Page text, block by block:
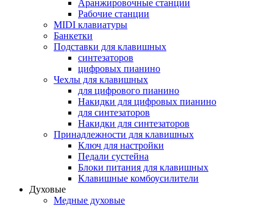
Аранжировочные станции
Рабочие станции
MIDI клавиатуры
Банкетки
Подставки для клавишных
синтезаторов
цифровых пианино
Чехлы для клавишных
для цифрового пианино
Накидки для цифровых пианино
для синтезаторов
Накидки для синтезаторов
Принадлежности для клавишных
Ключ для настройки
Педали сустейна
Блоки питания для клавишных
Клавишные комбоусилители
Духовые
Медные духовые